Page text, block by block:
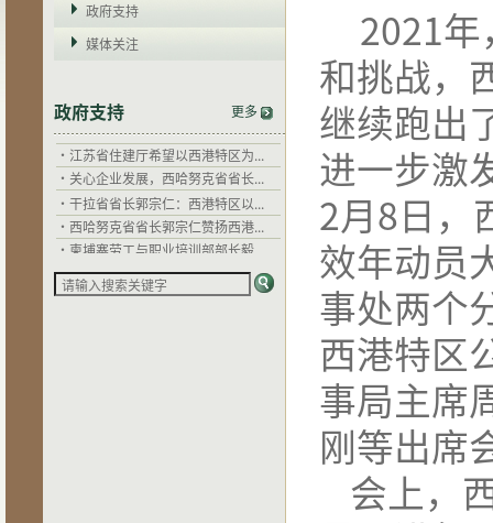
政府支持
媒体关注
政府支持 更多
干拉省省长郭宗仁：西港特区以...
西哈努克省省长郭宗仁赞扬西港...
·中国驻柬埔寨大使馆到西港特区...
·江苏省住建厅希望以西港特区为...
· 关心企业发展，西哈努克省省长...
· 干拉省省长郭宗仁：西港特区以...
· 西哈努克省省长郭宗仁赞扬西港...
· 柬埔寨劳工与职业培训部部长毅...
· 江苏省商务厅外经处调研西港特...
·中国驻柬埔寨大使馆到西港特区...
·江苏省住建厅希望以西港特区为...
2021年
和挑战，
继续跑出
进一步激
2月8日，
效年动员
事处两个
西港特区
事局主席
刚等出席
会上，